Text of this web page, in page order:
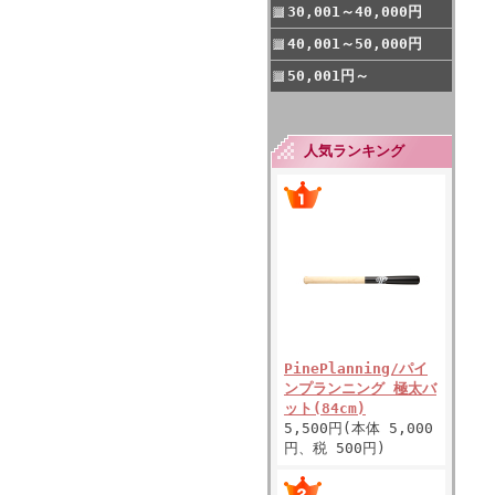
30,001～40,000円
40,001～50,000円
50,001円～
人気ランキング
PinePlanning/パイ
ンプランニング 極太バ
ット(84cm)
5,500円(本体 5,000
円、税 500円)